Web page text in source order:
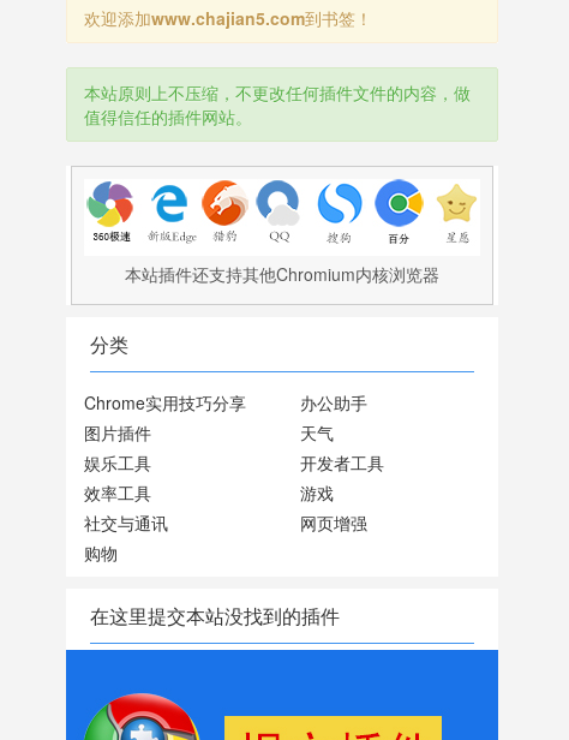
欢迎添加www.chajian5.com到书签！
本站原则上不压缩，不更改任何插件文件的内容，做
值得信任的插件网站。
本站插件还支持其他Chromium内核浏览器
分类
Chrome实用技巧分享
办公助手
图片插件
天气
娱乐工具
开发者工具
效率工具
游戏
社交与通讯
网页增强
购物
在这里提交本站没找到的插件